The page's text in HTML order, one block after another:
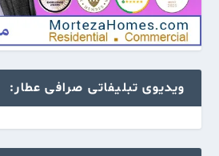
ویدیوی تبلیفاتی صرافی عطار: